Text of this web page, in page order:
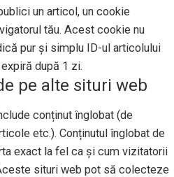
un articol, un cookie
tău. Acest cookie nu
pur și simplu ID-ul articolului
după 1 zi.
pe alte situri web
conținut înglobat (de
etc.). Conținutul înglobat de
exact la fel ca și cum vizitatorii
situri web pot să colecteze